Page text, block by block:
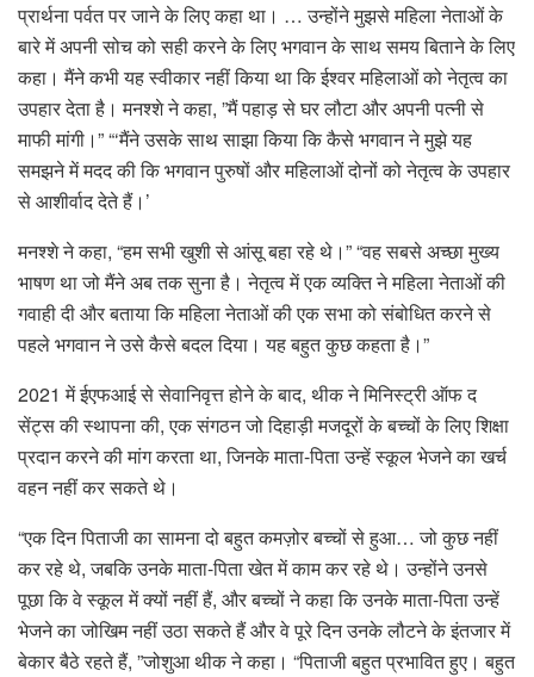
प्रार्थना पर्वत पर जाने के लिए कहा था। … उन्होंने मुझसे महिला नेताओं के
बारे में अपनी सोच को सही करने के लिए भगवान के साथ समय बिताने के लिए
कहा। मैंने कभी यह स्वीकार नहीं किया था कि ईश्वर महिलाओं को नेतृत्व का
उपहार देता है। मनश्शे ने कहा, ”मैं पहाड़ से घर लौटा और अपनी पत्नी से
माफी मांगी।” “‘मैंने उसके साथ साझा किया कि कैसे भगवान ने मुझे यह
समझने में मदद की कि भगवान पुरुषों और महिलाओं दोनों को नेतृत्व के उपहार
से आशीर्वाद देते हैं।’
मनश्शे ने कहा, “हम सभी खुशी से आंसू बहा रहे थे।” “वह सबसे अच्छा मुख्य
भाषण था जो मैंने अब तक सुना है। नेतृत्व में एक व्यक्ति ने महिला नेताओं की
गवाही दी और बताया कि महिला नेताओं की एक सभा को संबोधित करने से
पहले भगवान ने उसे कैसे बदल दिया। यह बहुत कुछ कहता है।”
2021 में ईएफआई से सेवानिवृत्त होने के बाद, थीक ने मिनिस्ट्री ऑफ द
सेंट्स की स्थापना की, एक संगठन जो दिहाड़ी मजदूरों के बच्चों के लिए शिक्षा
प्रदान करने की मांग करता था, जिनके माता-पिता उन्हें स्कूल भेजने का खर्च
वहन नहीं कर सकते थे।
“एक दिन पिताजी का सामना दो बहुत कमज़ोर बच्चों से हुआ… जो कुछ नहीं
कर रहे थे, जबकि उनके माता-पिता खेत में काम कर रहे थे। उन्होंने उनसे
पूछा कि वे स्कूल में क्यों नहीं हैं, और बच्चों ने कहा कि उनके माता-पिता उन्हें
भेजने का जोखिम नहीं उठा सकते हैं और वे पूरे दिन उनके लौटने के इंतजार में
बेकार बैठे रहते हैं, ”जोशुआ थीक ने कहा। “पिताजी बहुत प्रभावित हुए। बहुत